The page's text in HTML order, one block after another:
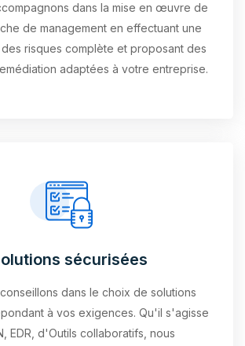
dans la mise en œuvre de
de management en effectuant une
risques complète et proposant des
adaptées à votre entreprise.
sécurisées
dans le choix de solutions
à vos exigences. Qu'il s'agisse
EDR, d'Outils collaboratifs, nous